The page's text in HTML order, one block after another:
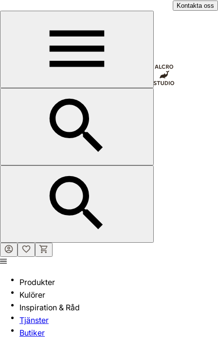
Kontakta oss
Produkter
Kulörer
Inspiration & Råd
Tjänster
Butiker